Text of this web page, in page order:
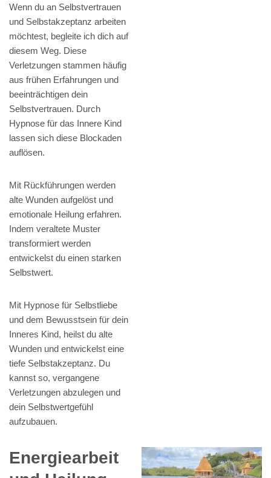
Wenn du an Selbstvertrauen
und Selbstakzeptanz arbeiten
möchtest, begleite ich dich auf
diesem Weg. Diese
Verletzungen stammen häufig
aus frühen Erfahrungen und
beeinträchtigen dein
Selbstvertrauen. Durch
Hypnose für das Innere Kind
lassen sich diese Blockaden
auflösen.
Mit Rückführungen werden
alte Wunden aufgelöst und
emotionale Heilung erfahren.
Indem veraltete Muster
transformiert werden
entwickelst du einen starken
Selbstwert.
Mit Hypnose für Selbstliebe
und dem Bewusstsein für dein
Inneres Kind, heilst du alte
Wunden und entwickelst eine
tiefe Selbstakzeptanz. Du
kannst so, vergangene
Verletzungen abzulegen und
dein Selbstwertgefühl
aufzubauen.
Energiearbeit